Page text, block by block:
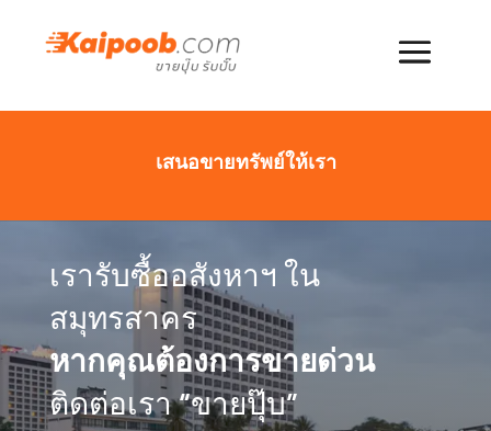
เสนอขายทรัพย์ให้เรา
เรารับซื้ออสังหาฯ ใน
สมุทรสาคร
หากคุณต้องการขายด่วน
ติดต่อเรา “ขายปุ๊บ”